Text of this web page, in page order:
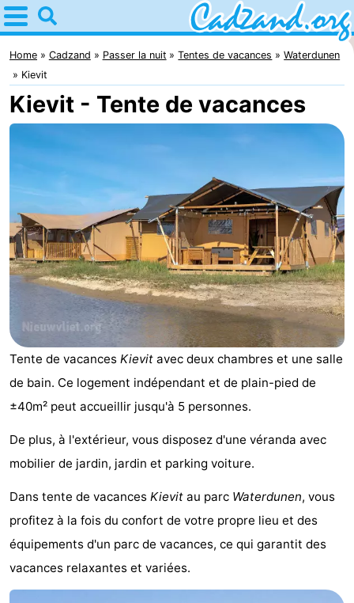
Home
Cadzand
Astuces
Avec
nuit
Appartements
Campings
Chaumières
Bad
Meersee
-
Beach
Resort
Nieuwvliet-
De
Meulinge
-
EuroParcs
-
Noordzee
Résidence
Cadzand-
-
Resort
Nieuwvliet-
-
Schoneveld
-
Home Cadzand Passer la nuit Tentes de vacances
Waterdunen
Kievit
Kievit - Tente de vacances
Tente de vacances Kievit avec deux chambres et une salle
de bain. Ce logement indépendant et de plain-pied de
±40m² peut accueillir jusqu'à 5 personnes.
De plus, à l'extérieur, vous disposez d'une véranda avec
mobilier de jardin, jardin et parking voiture.
Dans tente de vacances Kievit au parc Waterdunen, vous
profitez à la fois du confort de votre propre lieu et des
équipements d'un parc de vacances, ce qui garantit des
vacances relaxantes et variées.